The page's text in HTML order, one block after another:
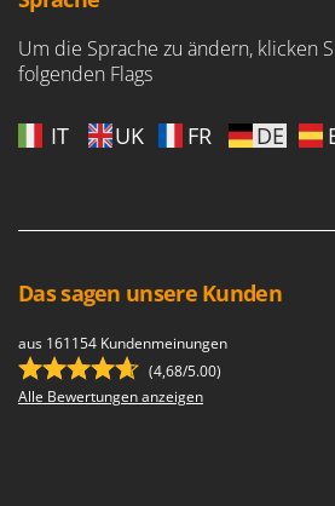
Mähroboter
Maisentkörnungsmaschinen
Manuelle Heckenscheren
Mehrzweck-Sauggeräte
Minibacköfen
Motorspritzen
Notstromaggregat
Nudelmaschinen
Famur
FARMER
FBC
Ferrua
FIEM
Fimar
FINI
Um die Sprache zu ändern, klicken
folgenden Flags
IT UK FR DE
Das sagen unsere Kunden
aus 161154 Kundenmeinungen
(4,68/5.00)
Alle Bewertungen anzeigen